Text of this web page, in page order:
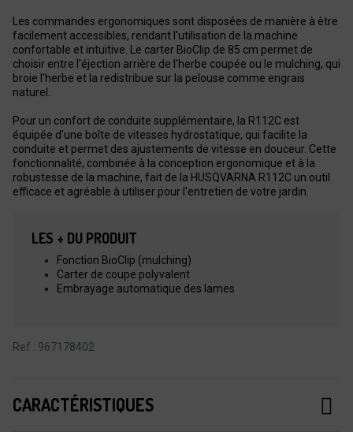
Les commandes ergonomiques sont disposées de manière à être
facilement accessibles, rendant l'utilisation de la machine
confortable et intuitive. Le carter BioClip de 85 cm permet de
choisir entre l'éjection arrière de l'herbe coupée ou le mulching, qui
broie l'herbe et la redistribue sur la pelouse comme engrais
naturel.
Pour un confort de conduite supplémentaire, la R112C est
équipée d'une boîte de vitesses hydrostatique, qui facilite la
conduite et permet des ajustements de vitesse en douceur. Cette
fonctionnalité, combinée à la conception ergonomique et à la
robustesse de la machine, fait de la HUSQVARNA R112C un outil
efficace et agréable à utiliser pour l'entretien de votre jardin.
LES + DU PRODUIT
Fonction BioClip (mulching)
Carter de coupe polyvalent
Embrayage automatique des lames
Ref : 967178402
CARACTÉRISTIQUES